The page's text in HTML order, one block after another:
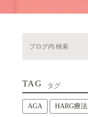
TAG タグ
AGA HARG療法